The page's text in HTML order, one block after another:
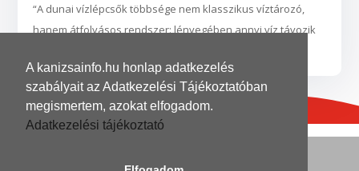
A kanizsainfo.hu honlap adatkezelés
szabályait az Adatkezelési Tájékoztatóban
megismertem, azokat elfogadom.
Adatkezelési tájékoztató
“A dunai vízlépcsők többsége nem klasszikus víztározó,
hanem átfolyásos rendszer: lényegében annyi víz távozik